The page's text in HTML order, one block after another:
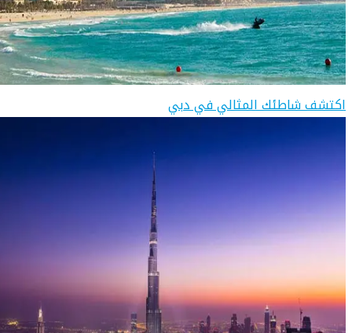
اكتشف شاطئك المثالي في دبي